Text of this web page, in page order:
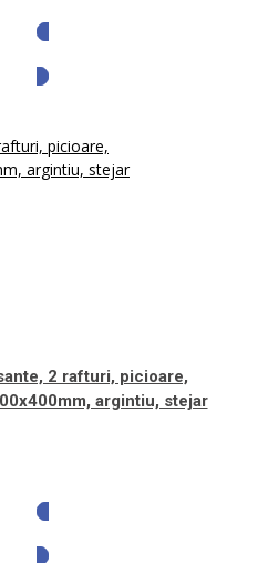
2 rafturi, picioare,
argintiu, stejar